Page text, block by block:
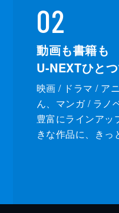
02
動画も書籍も
U-NEXTひとつ
映画 / ドラマ / ア
ん、マンガ / ラノ
豊富にラインアッ
きな作品に、きっ